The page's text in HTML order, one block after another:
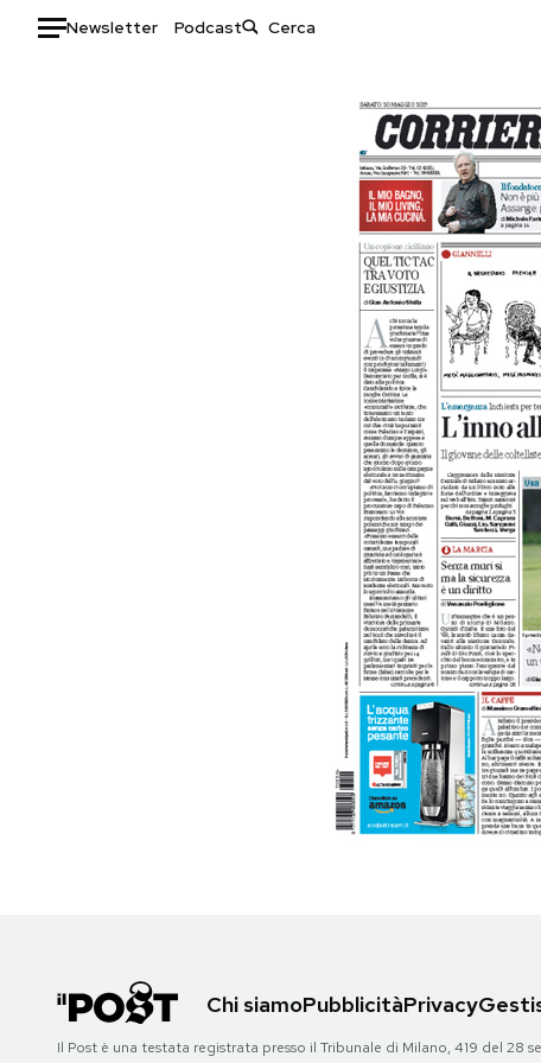
Newsletter Podcast
Consumismi
Storie/Idee
Ok Boomer!
Altrecose
Mondiali calcio 2026
Area Personale
Newsletter
Chi siamoPubblicitàPrivacy
Il Post è una testata registrata presso il Tribunale di Milano, 419 del 28